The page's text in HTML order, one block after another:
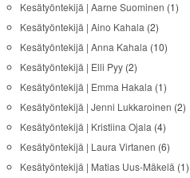
Kesätyöntekijä | Aarne Suominen (1)
Kesätyöntekijä | Aino Kahala (2)
Kesätyöntekijä | Anna Kahala (10)
Kesätyöntekijä | Elli Pyy(2)
Kesätyöntekijä | Emma Hakala (1)
Kesätyöntekijä | Jenni Lukkaroinen (2)
Kesätyöntekijä | Kristiina Ojala (4)
Kesätyöntekijä | Laura Virtanen (6)
Kesätyöntekijä | Matias Uus-Mäkelä (1)